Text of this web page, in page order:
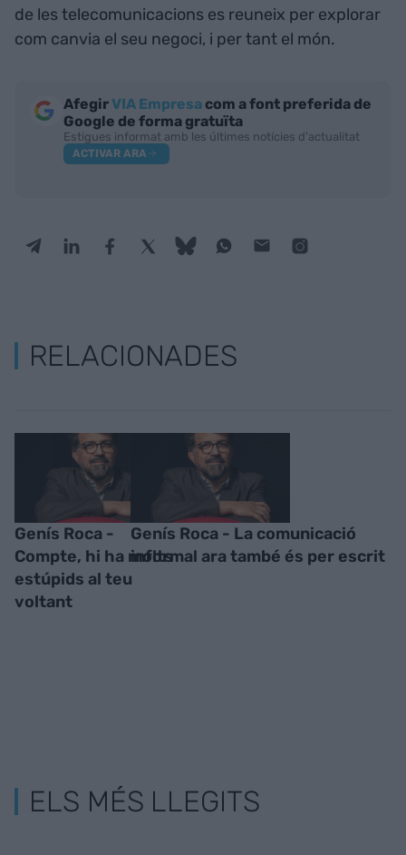
de les telecomunicacions es reuneix per explorar
com canvia el seu negoci, i per tant el món.
AfegirVIA Empresa com a font preferida de
Google de forma gratuïta
Estigues informat amb les últimes notícies d'actualitat
ACTIVAR ARA
RELACIONADES
Genís Roca -
Compte, hi ha molts
estúpids al teu
voltant
Genís Roca - La comunicació
informal ara també és per escrit
ELS MÉS LLEGITS